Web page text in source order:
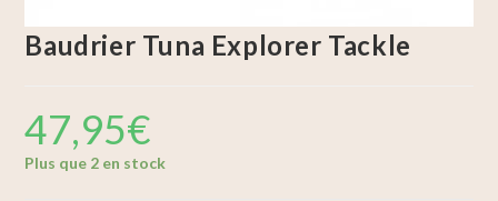
Baudrier Tuna Explorer Tackle
47,95€
Plus que 2 en stock